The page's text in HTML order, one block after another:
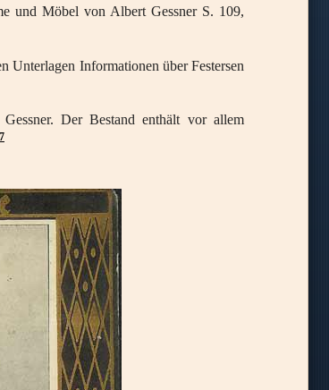
und Möbel von Albert Gessner S. 109,
Unterlagen Informationen über Festersen
Der Bestand enthält vor allem
7